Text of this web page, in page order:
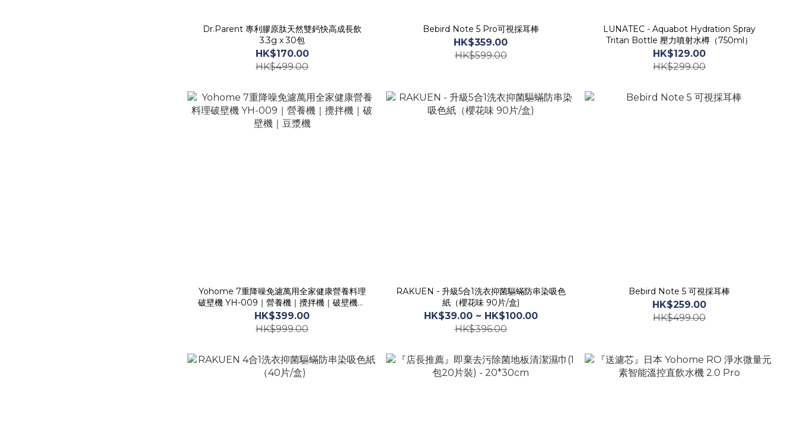
Dr.Parent 專利膠原肽天然雙鈣快高成長飲
3.3g x 30包
HK$170.00
HK$499.00
Bebird Note 5 Pro可視採耳棒
HK$359.00
HK$599.00
LUNATEC - Aquabot Hydration Spray
Tritan Bottle 壓力噴射水樽（750ml）
HK$129.00
HK$299.00
Yohome 7重降噪免濾萬用全家健康營養料理
破壁機 YH-009｜營養機｜攪拌機｜破壁機｜
豆漿機
HK$399.00
HK$999.00
RAKUEN - 升級5合1洗衣抑菌驅蟎防串染吸色
紙（櫻花味 90片/盒)
HK$39.00 ~ HK$100.00
HK$396.00
Bebird Note 5 可視採耳棒
HK$259.00
HK$499.00